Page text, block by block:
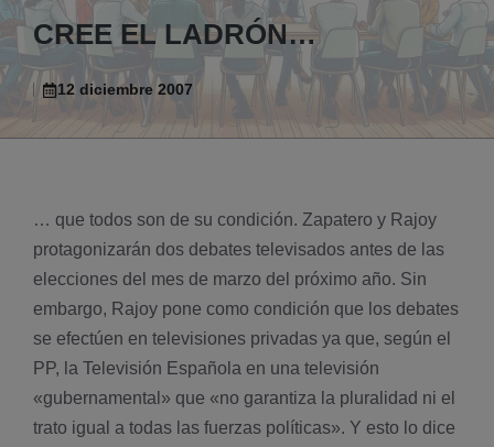
CREE EL LADRÓN…
12 diciembre 2007
… que todos son de su condición. Zapatero y Rajoy
protagonizarán dos debates televisados antes de las
elecciones del mes de marzo del próximo año. Sin
embargo, Rajoy pone como condición que los debates
se efectúen en televisiones privadas ya que, según el
PP, la Televisión Española en una televisión
«gubernamental» que «no garantiza la pluralidad ni el
trato igual a todas las fuerzas polí­ticas». Y esto lo dice